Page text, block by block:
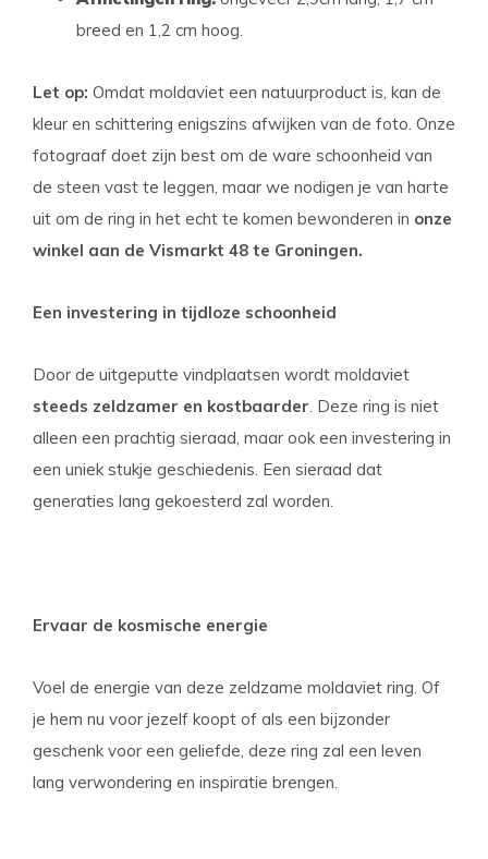
breed en 1,2 cm hoog.
Let op: Omdat moldaviet een natuurproduct is, kan de
kleur en schittering enigszins afwijken van de foto. Onze
fotograaf doet zijn best om de ware schoonheid van
de steen vast te leggen, maar we nodigen je van harte
uit om de ring in het echt te komen bewonderen in onze
winkel aan de Vismarkt 48 te Groningen.
Een investering in tijdloze schoonheid
Door de uitgeputte vindplaatsen wordt moldaviet
steeds zeldzamer en kostbaarder. Deze ring is niet
alleen een prachtig sieraad, maar ook een investering in
een uniek stukje geschiedenis. Een sieraad dat
generaties lang gekoesterd zal worden.
Ervaar de kosmische energie
Voel de energie van deze zeldzame moldaviet ring. Of
je hem nu voor jezelf koopt of als een bijzonder
geschenk voor een geliefde, deze ring zal een leven
lang verwondering en inspiratie brengen.